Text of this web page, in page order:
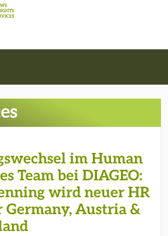
im Human
Team bei DIAGEO:
wird neuer HR
Austria &